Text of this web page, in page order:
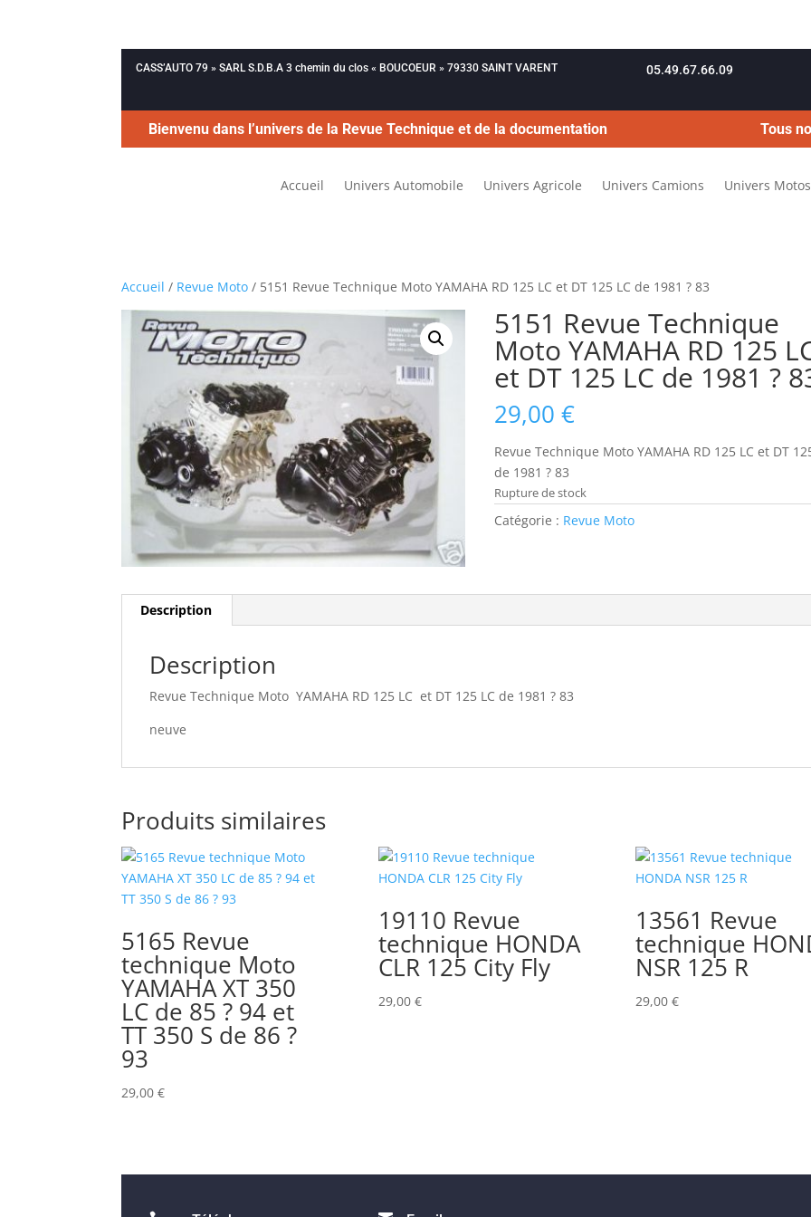
CASS’AUTO 79 » SARL S.D.B.A 3 chemin du clos « BOUCOEUR » 79330 SAINT VARENT 05.49.67.66.09
Bienvenu dans l’univers de la Revue Technique et de la documentation Tous
Accueil Univers Automobile Univers Agricole Univers Camions Univers Motos
Accueil / Revue Moto / 5151 Revue Technique Moto YAMAHA RD 125 LC et DT 125 LC de 1981 ? 83
5151 Revue Technique
Moto YAMAHA RD 125
et DT 125 LC de 1981 ?
29,00€
Revue Technique Moto YAMAHA RD 125 LC et DT
de 1981 ? 83
Rupture de stock
Catégorie : Revue Moto
Description
Description
Revue Technique Moto YAMAHA RD 125 LC et DT 125 LC de 1981 ? 83
neuve
Produits similaires
5165 Revue
technique Moto
YAMAHA XT 350
LC de 85 ? 94 et
TT 350 S de 86 ?
93
29,00€
19110 Revue
technique HONDA
CLR 125 City Fly
29,00 €
13561 Revue
technique
NSR 125 R
29,00 €